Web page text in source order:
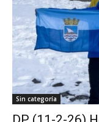
Sin categoría